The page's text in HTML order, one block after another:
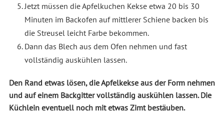
Jetzt müssen die Apfelkuchen Kekse etwa 20 bis 30
Minuten im Backofen auf mittlerer Schiene backen bis
die Streusel leicht Farbe bekommen.
Dann das Blech aus dem Ofen nehmen und fast
vollständig auskühlen lassen.
Den Rand etwas lösen, die Apfelkekse aus der Form nehmen
und auf einem Backgitter vollständig auskühlen lassen. Die
Küchlein eventuell noch mit etwas Zimt bestäuben.